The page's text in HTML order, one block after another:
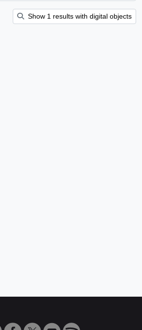
Show 1 results with digital objects